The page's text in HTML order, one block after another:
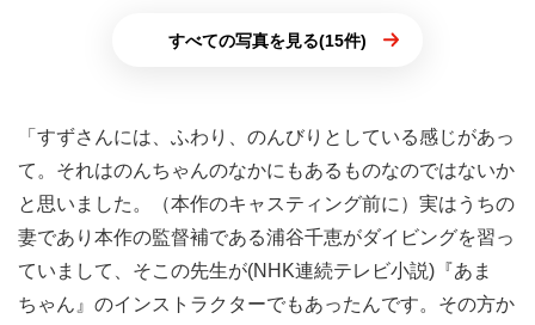
すべての写真を見る(15件)
「すずさんには、ふわり、のんびりとしている感じがあっ
て。それはのんちゃんのなかにもあるものなのではないか
と思いました。（本作のキャスティング前に）実はうちの
妻であり本作の監督補である浦谷千恵がダイビングを習っ
ていまして、そこの先生が(NHK連続テレビ小説)『あま
ちゃん』のインストラクターでもあったんです。その方か